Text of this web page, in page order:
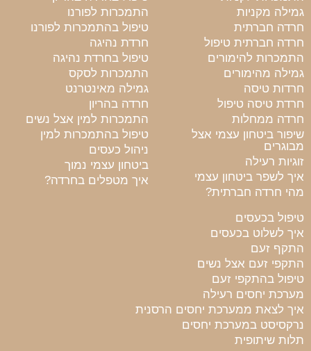
גמילה מקניות
חרדה חברתית
חרדה חברתית טיפול
התמכרות להימורים
גמילה מהימורים
חרדות טיסה
חרדת טיסה טיפול
חרדה ממחלות
שיפור ביטחון עצמי אצל
מבוגרים
זוגיות רעילה
איך לשפר ביטחון עצמי
מהי חרדה חברתית?
התמכרות לפורנו
טיפול בהתמכרות לפורנו
חרדת נהיגה
טיפול בחרדת נהיגה
התמכרות לסקס
גמילה מאינטרנט
חרדה בהריון
התמכרות למין אצל נשים
טיפול בהתמכרות למין
ניהול כעסים
ביטחון עצמי נמוך
איך מטפלים בחרדה?
טיפול בכעסים
איך לשלוט בכעסים
התקף זעם
התקפי זעם אצל נשים
טיפול בהתקפי זעם
מערכת יחסים רעילה
איך לצאת ממערכת יחסים הרסנית
נרקסיסט במערכת יחסים
תלות שיתופית